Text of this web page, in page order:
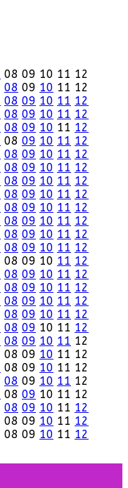
08 09 10 11 12
08 09 10 11 12
08 09 10 11 12
08 09 10 11 12
08 09 10 11 12
08 09 10 11 12
08 09 10 11 12
08 09 10 11 12
08 09 10 11 12
08 09 10 11 12
08 09 10 11 12
08 09 10 11 12
08 09 10 11 12
08 09 10 11 12
08 09 10 11 12
08 09 10 11 12
08 09 10 11 12
08 09 10 11 12
08 09 10 11 12
08 09 10 11 12
08 09 10 11 12
08 09 10 11 12
08 09 10 11 12
08 09 10 11 12
08 09 10 11 12
08 09 10 11 12
08 09 10 11 12
08 09 10 11 12